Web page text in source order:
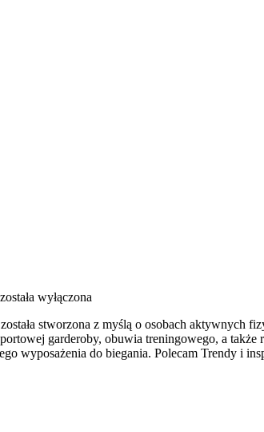
została wyłączona
stworzona z myślą o osobach aktywnych
garderoby, obuwia treningowego, a
wyposażenia do biegania. Polecam Trendy i